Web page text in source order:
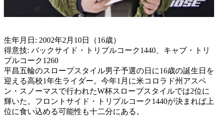
生年月日: 2002年2月10日（16歳）
得意技: バックサイド・トリプルコーク1440、キャブ・トリ
プルコーク1260
平昌五輪のスロープスタイル男子予選の日に16歳の誕生日を
迎える高校1年生ライダー。今年1月に米コロラド州アスペ
ン・スノーマスで行われたW杯スロープスタイルでは2位に
輝いた。フロントサイド・トリプルコーク1440が決まれば上
位に食い込める可能性も十二分にある。